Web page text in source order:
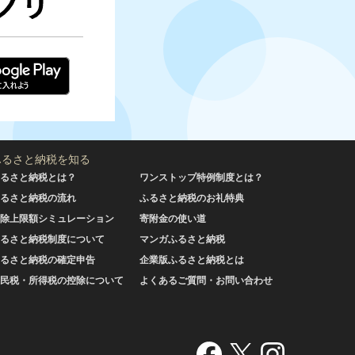
さと納税を知る
さと納税とは？
さと納税の流れ
上限額シミュレーション
さと納税制度について
さと納税の確定申告
税・所得税の控除について
ワンストップ特例制度とは？
ふるさと納税のお礼特典
寄附金の使い道
マンガふるさと納税
企業版ふるさと納税とは
よくあるご質問・お問い合わせ